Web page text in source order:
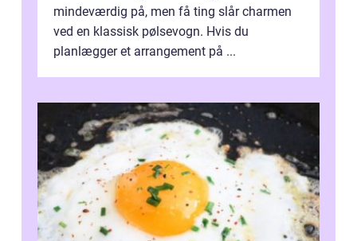
mindeværdig på, men få ting slår charmen
ved en klassisk pølsevogn. Hvis du
planlægger et arrangement på ...